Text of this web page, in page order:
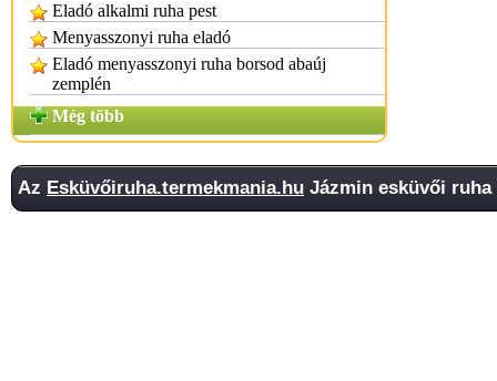
Eladó alkalmi ruha pest
Menyasszonyi ruha eladó
Eladó menyasszonyi ruha borsod abaúj
zemplén
Még több
Az Esküvőiruha.termekmania.hu Jázmin esküvői